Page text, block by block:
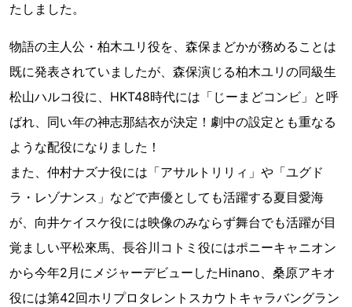
たしました。
物語の主人公・柏木ユリ役を、森保まどかが務めることは
既に発表されていましたが、森保演じる柏木ユリの同級生
松山ハルコ役に、HKT48時代には「じーまどコンビ」と呼
ばれ、同い年の神志那結衣が決定！劇中の設定とも重なる
ような配役になりました！
また、仲村ナズナ役には「アサルトリリィ」や「ユグド
ラ・レゾナンス」などで声優としても活躍する夏目愛海
が、向井ケイスケ役には映像のみならず舞台でも活躍が目
覚ましい平松來馬、長谷川コトミ役にはポニーキャニオン
から今年2月にメジャーデビューしたHinano、桑原アキオ
役には第42回ホリプロタレントスカウトキャラバングラン